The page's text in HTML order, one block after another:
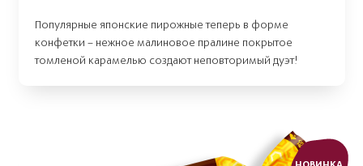
Популярные японские пирожные теперь в форме
конфетки – нежное малиновое пралине покрытое
томленой карамелью создают неповторимый дуэт!